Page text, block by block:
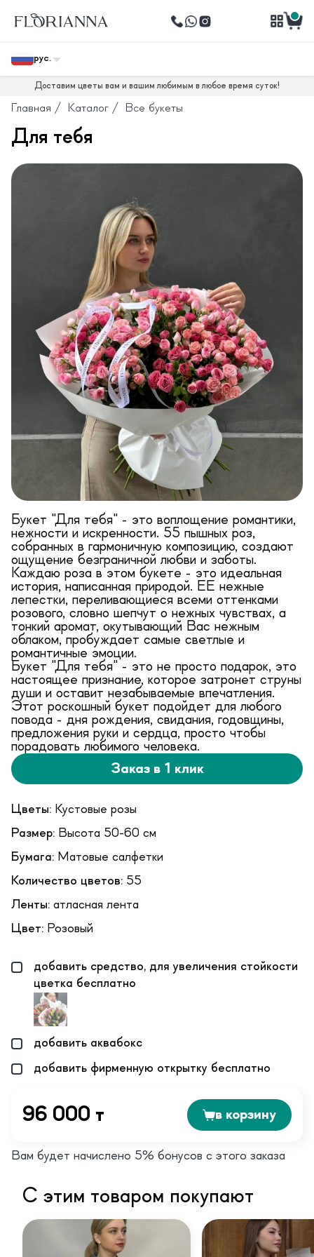
рус.
Доставим цветы вам и вашим любимым в любое время суток!
Главная / Каталог / Все букеты
Для тебя
Букет "Для тебя" - это воплощение романтики,
нежности и искренности. 55 пышных роз,
собранных в гармоничную композицию, создают
ощущение безграничной любви и заботы.
Каждаю роза в этом букете - это идеальная
история, написанная природой. ЕЕ нежные
лепестки, переливающиеся всеми оттенками
розового, словно шепчут о нежных чувствах, а
тонкий аромат, окутывающий Вас нежным
облаком, пробуждает самые светлые и
романтичные эмоции.
Букет "Для тебя" - это не просто подарок, это
настоящее признание, которое затронет струны
души и оставит незабываемые впечатления.
Этот роскошный букет подойдет для любого
повода - дня рождения, свидания, годовщины,
предложения руки и сердца, просто чтобы
порадовать любимого человека.
Заказ в 1 клик
Цветы: Кустовые розы
Размер: Высота 50-60 см
Бумага: Матовые салфетки
Количество цветов: 55
Ленты: атласная лента
Цвет: Розовый
добавить средство, для увеличения стойкости
цветка бесплатно
добавить аквабокс
добавить фирменную открытку бесплатно
96 000 т в корзину
Вам будет начислено 5% бонусов с этого заказа
С этим товаром покупают